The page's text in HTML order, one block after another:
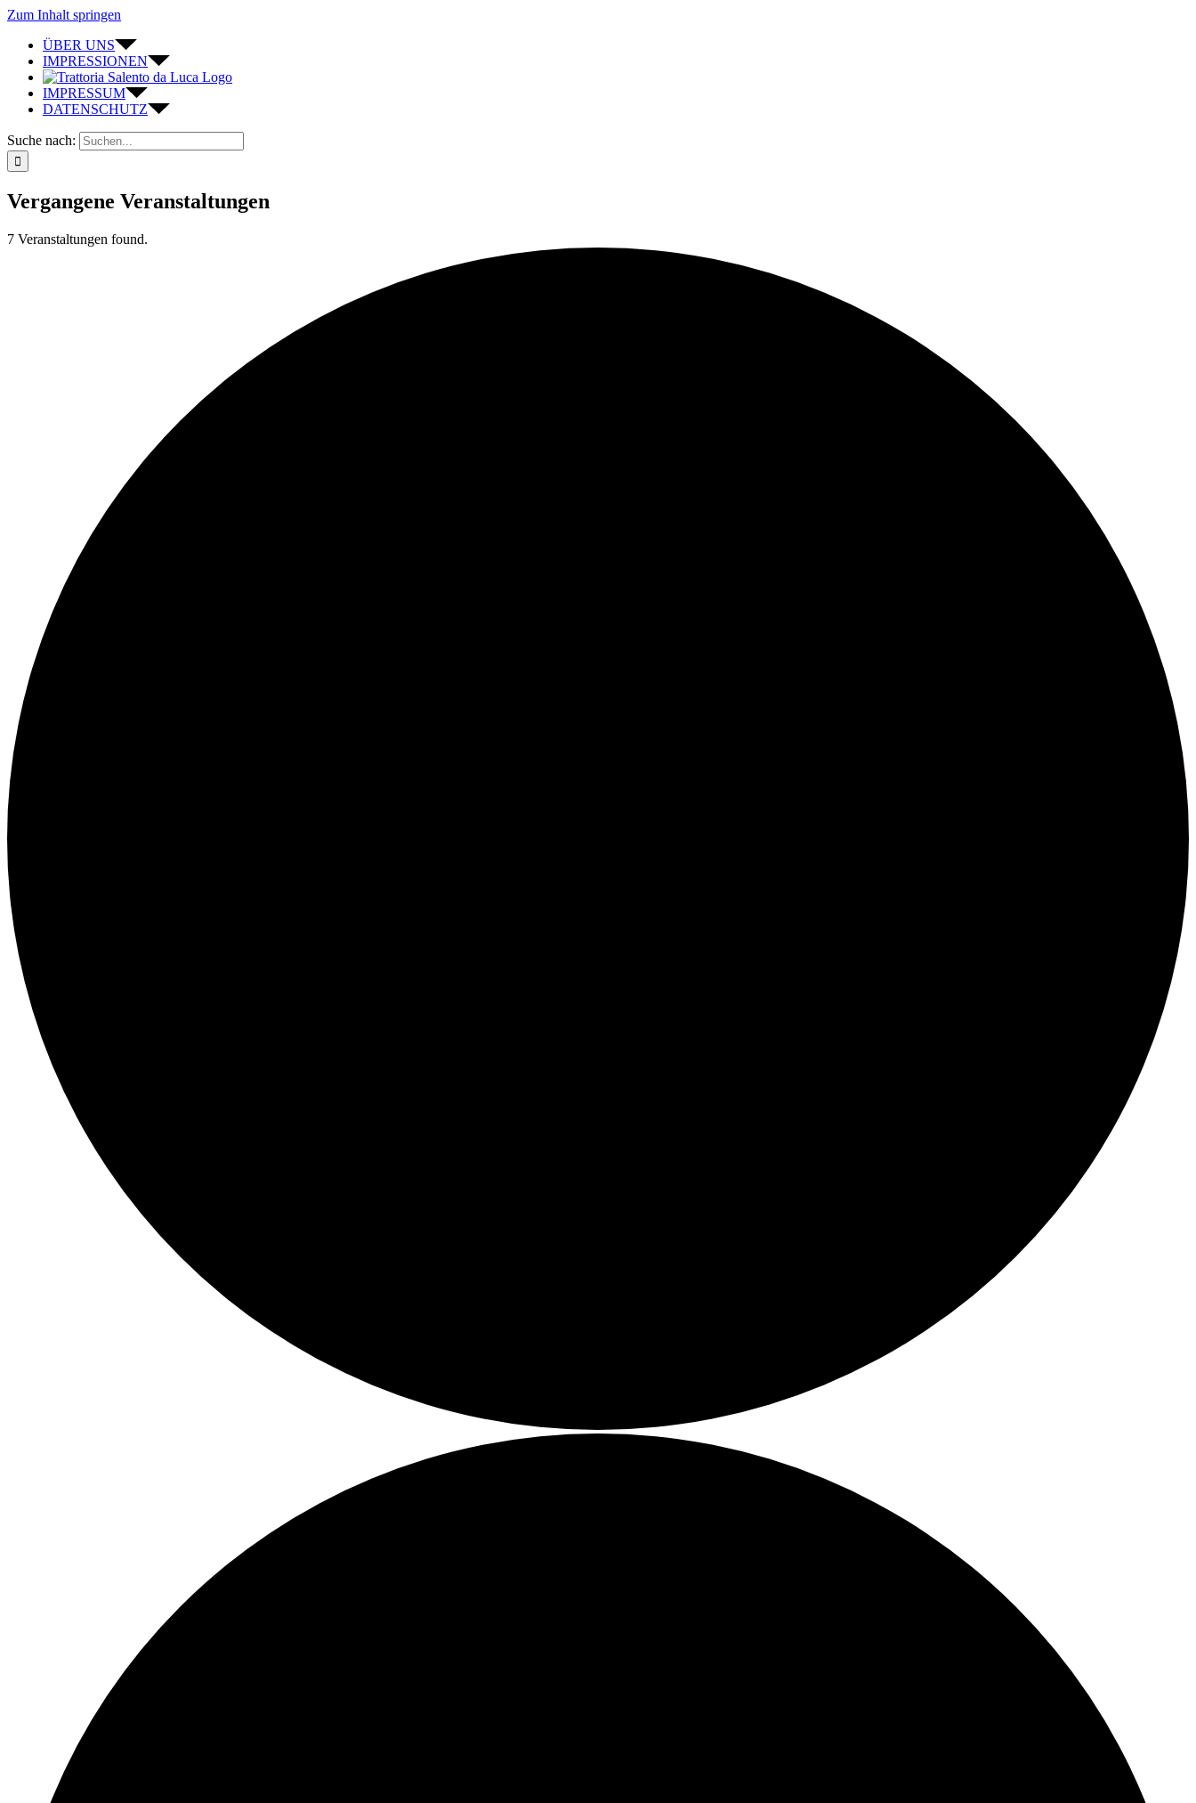
Zum Inhalt springen
ÜBER UNS
IMPRESSIONEN
IMPRESSUM
DATENSCHUTZ
Suche nach:
Vergangene Veranstaltungen
7 Veranstaltungen found.